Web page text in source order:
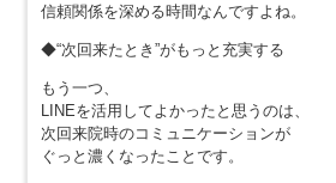
信頼関係を深める時間なんですよね。
◆“次回来たとき”がもっと充実する
もう一つ、
LINEを活用してよかったと思うのは、
次回来院時のコミュニケーションが
ぐっと濃くなったことです。